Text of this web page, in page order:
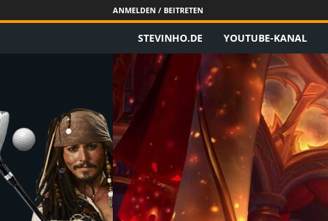
ANMELDEN / BEITRETEN
e
v
n
STEVINHO.DE YOUTUBE-KANAL